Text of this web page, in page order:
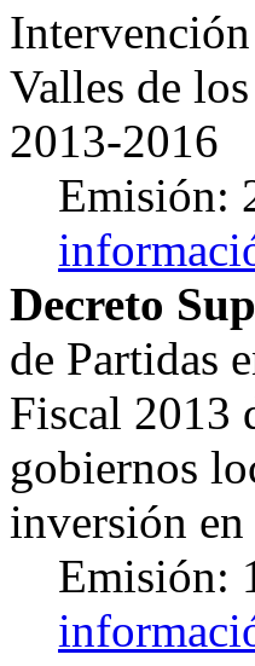
Valles de
2013-2016
Emisión:
Decreto
de Partidas
Fiscal 2013
gobiernos
inversión
Emisión: